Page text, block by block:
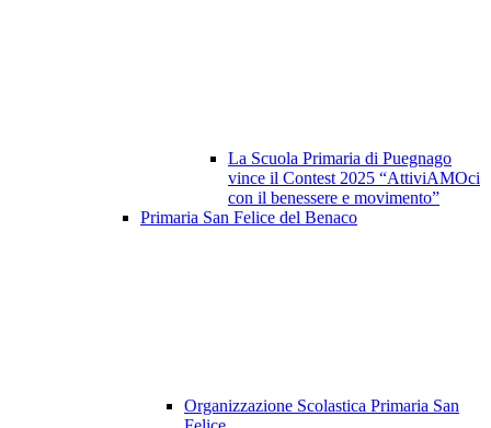
La Scuola Primaria di Puegnago
vince il Contest 2025 “AttiviAMOci
con il benessere e movimento”
Primaria San Felice del Benaco
Organizzazione Scolastica Primaria San